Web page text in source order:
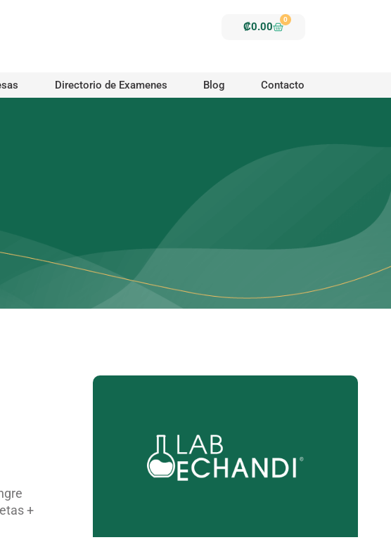
₡0.00
0
Carrito
Directorio de Examenes Blog Contacto
+